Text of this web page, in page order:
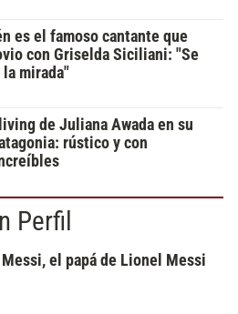
es el famoso cantante que
con Griselda Siciliani: "Se
la mirada"
de Juliana Awada en su
rústico y con
Perfil
el papá de Lionel Messi